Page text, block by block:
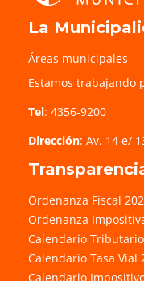
La
Áreas municipales
Estamos trabajando
Tel: 4356-9200
Dirección: Av. 14 e/
Ordenanza Fiscal
Ordenanza
Calendario
Calendario Tasa Vial
Calendario